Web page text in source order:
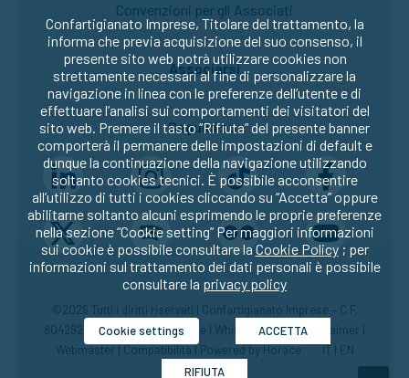
Convenzioni per gli Associati
Associarsi
Seguici su:
©2026 Tutti i diritti riservati | Confartigianato Imprese – C.F.
80429270582 |Privacy|Cookie Whistleblowing|Disclaimer
Webmaster|Compatibilità| Powered by Horace IT EN
Confartigianato Imprese, Titolare del trattamento, la
informa che previa acquisizione del suo consenso, il
presente sito web potrà utilizzare cookies non
strettamente necessari al fine di personalizzare la
navigazione in linea con le preferenze dell’utente e di
effettuare l’analisi sui comportamenti dei visitatori del
sito web. Premere il tasto “Rifiuta” del presente banner
comporterà il permanere delle impostazioni di default e
dunque la continuazione della navigazione utilizzando
soltanto cookies tecnici. È possibile acconsentire
all’utilizzo di tutti i cookies cliccando su “Accetta” oppure
abilitarne soltanto alcuni esprimendo le proprie preferenze
nella sezione “Cookie setting” Per maggiori informazioni
sui cookie è possibile consultare la Cookie Policy; per
informazioni sul trattamento dei dati personali è possibile
consultare la privacy policy
Cookie settings ACCETTA
RIFIUTA